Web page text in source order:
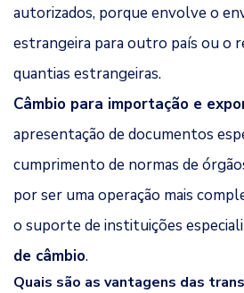
autorizados, porque envolve o
estrangeira para outro país ou o
quantias estrangeiras.
Câmbio para importação e
apresentação de documentos
cumprimento de normas de
por ser uma operação mais
o suporte de instituições
de câmbio.
Quais são as vantagens das